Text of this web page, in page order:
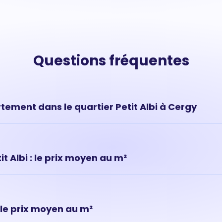
Questions fréquentes
dans le quartier Petit Albi à Cergy
réaliser une estimation en ligne ou prendre rendez-vous
Albi : le prix moyen au m²
prix moyen au m²